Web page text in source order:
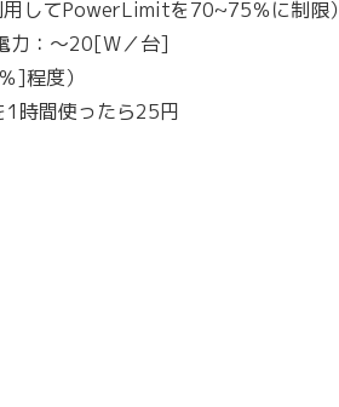
してPowerLimitを70~75％に制限）
力：～20[W／台]
]程度）
間使ったら25円